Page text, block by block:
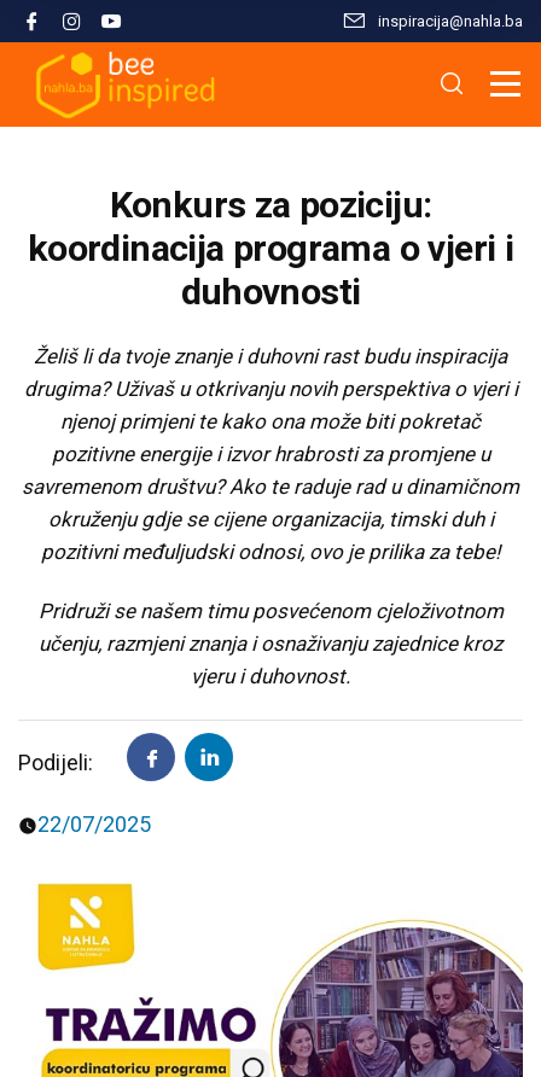
inspiracija@nahla.bа
Konkurs za poziciju:
koordinacija programa o vjeri i
duhovnosti
Želiš li da tvoje znanje i duhovni rast budu inspiracija
drugima? Uživaš u otkrivanju novih perspektiva o vjeri i
njenoj primjeni te kako ona može biti pokretač
pozitivne energije i izvor hrabrosti za promjene u
savremenom društvu? Ako te raduje rad u dinamičnom
okruženju gdje se cijene organizacija, timski duh i
pozitivni međuljudski odnosi, ovo je prilika za tebe!
Pridruži se našem timu posvećenom cjeloživotnom
učenju, razmjeni znanja i osnaživanju zajednice kroz
vjeru i duhovnost.
Podijeli:
22/07/2025
Misija i filozofija
Konsultanti/ice
Kontaktirajte nas
Škola islama
Hifz Kur'ana
Arapski jezik kroz Kur'an
Tematski moduli
Seminari i radionice
Kursevi
Osnove islama
Stopama Poslanika
Islam i savremeni izazovi
Porodični život u islamu
Islamska kultura i civilizacija
Nahla kao inspiracija
Sloboda vjere
Analize i studije
Radni materijali